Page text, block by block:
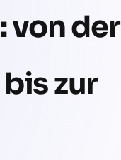
von der
zur